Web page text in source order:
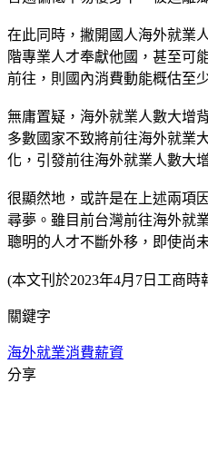
在此同時，撇開國人海外就業
階專業人才奉獻他國，甚至可
前往，則國內消費動能概估至
無庸置疑，海外就業人數大增
多數國家不致將前往海外就業
化，引發前往海外就業人數大
很顯然地，或許是在上述兩項
尋夢。雖目前台灣前往海外就
聰明的人才不斷外移，即使尚
(本文刊於2023年4月7日工商時
關鍵字
海外就業消費薪資
分享